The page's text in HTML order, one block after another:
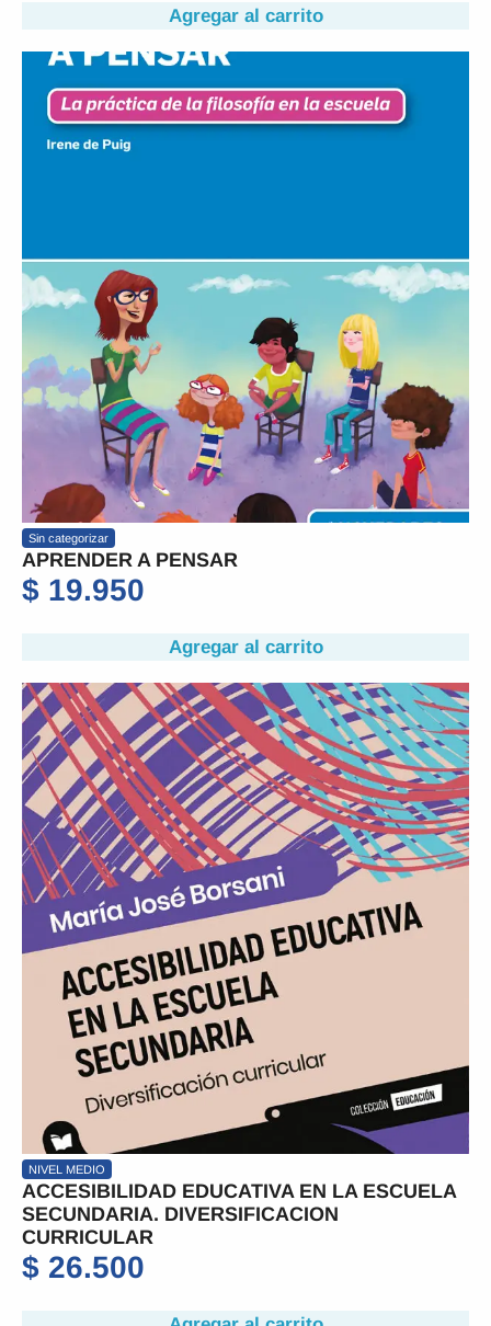
Agregar al carrito
Sin categorizar
APRENDER A PENSAR
$ 19.950
Agregar al carrito
NIVEL MEDIO
ACCESIBILIDAD EDUCATIVA EN LA ESCUELA
SECUNDARIA. DIVERSIFICACION
CURRICULAR
$ 26.500